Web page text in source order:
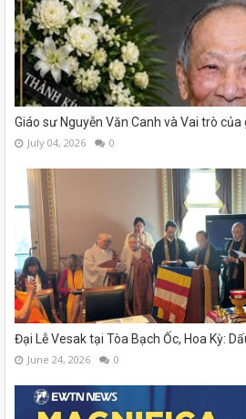
Giáo sư Nguyễn Văn Canh và Vai trò
July 04, 2026 0
Đại Lễ Vesak tại Tòa Bạch Ốc, Hoa Kỳ:
June 24, 2026 0